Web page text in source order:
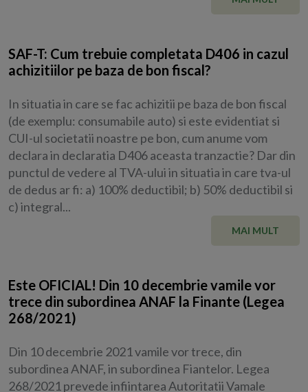
SAF-T: Cum trebuie completata D406 in cazul
achizitiilor pe baza de bon fiscal?
In situatia in care se fac achizitii pe baza de bon fiscal
(de exemplu: consumabile auto) si este evidentiat si
CUI-ul societatii noastre pe bon, cum anume vom
declara in declaratia D406 aceasta tranzactie? Dar din
punctul de vedere al TVA-ului in situatia in care tva-ul
de dedus ar fi: a) 100% deductibil; b) 50% deductibil si
c) integral...
MAI MULT
Este OFICIAL! Din 10 decembrie vamile vor
trece din subordinea ANAF la Finante (Legea
268/2021)
Din 10 decembrie 2021 vamile vor trece, din
subordinea ANAF, in subordinea Fiantelor. Legea
268/2021 prevede infiintarea Autoritatii Vamale